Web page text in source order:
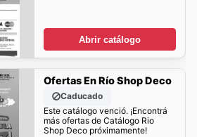
Abrir catálogo
Ofertas En Río Shop Deco
Caducado
Este catálogo venció. ¡Encontrá
más ofertas de Catálogo Rio
Shop Deco próximamente!